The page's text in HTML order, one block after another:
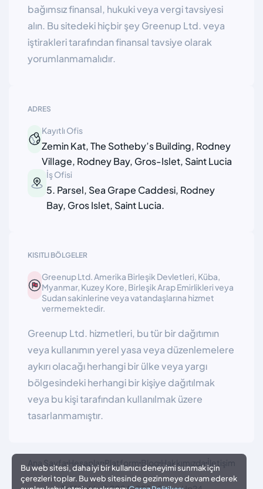
KISITLI BÖLGELER
Greenup Ltd. Amerika Birleşik Devletleri, Küba,
Myanmar, Kuzey Kore, Birleşik Arap Emirlikleri veya
Sudan sakinlerine veya vatandaşlarına hizmet
vermemektedir.
Greenup Ltd. hizmetleri, bu tür bir dağıtımın
veya kullanımın yerel yasa veya düzenlemelere
aykırı olacağı herhangi bir ülke veya yargı
bölgesindeki herhangi bir kişiye dağıtılmak
veya bu kişi tarafından kullanılmak üzere
tasarlanmamıştır.
ADRES
Kayıtlı Ofis
Zemin Kat, The Sotheby’s Building, Rodney
Village, Rodney Bay, Gros-Islet, Saint Lucia
İş Ofisi
5. Parsel, Sea Grape Caddesi, Rodney
Bay, Gros Islet, Saint Lucia.
bağımsız finansal, hukuki veya vergi tavsiyesi
alın. Bu sitedeki hiçbir şey Greenup Ltd. veya
iştirakleri tarafından finansal tavsiye olarak
yorumlanmamalıdır.
Ana Sayfa Hesaplar Platform Blog Hakkımızda İletişim
Bu web sitesi, daha iyi bir kullanıcı deneyimi sunmak için
çerezleri toplar. Bu web sitesinde gezinmeye devam ederek